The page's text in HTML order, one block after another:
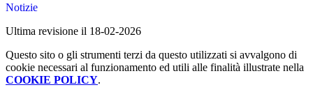
Notizie
Ultima revisione il 18-02-2026
Questo sito o gli strumenti terzi da questo utilizzati si avvalgono di
cookie necessari al funzionamento ed utili alle finalità illustrate nella
COOKIE POLICY.